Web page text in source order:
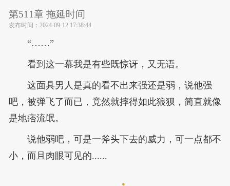
第511章 拖延时间
发布时间： 2024-09-12 17:38:44
“……”
看到这一幕我是有些既惊讶，又无语。
这面具男人是真的看不出来强还是弱，说他强
吧，被弹飞了而已，竟然就摔得如此狼狈，简直就像
是地痞流氓。
说他弱吧，可是一斧头下去的威力，可一点都不
小，而且肉眼可见的......